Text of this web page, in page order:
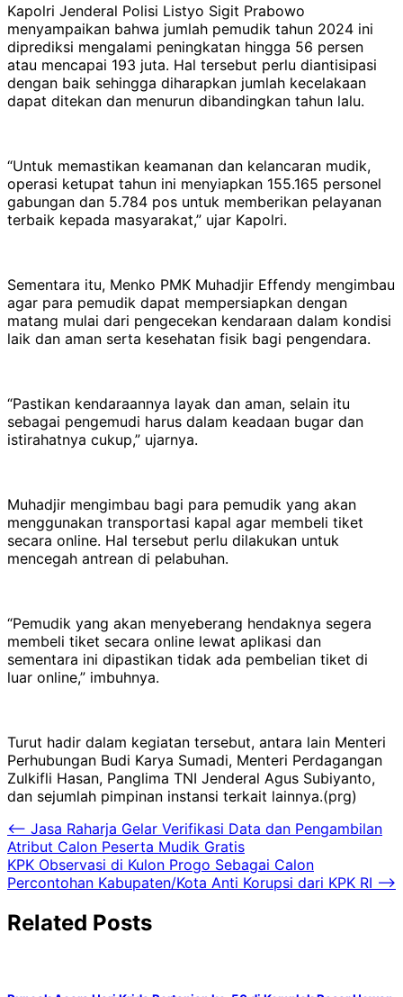
Kapolri Jenderal Polisi Listyo Sigit Prabowo
menyampaikan bahwa jumlah pemudik tahun 2024 ini
diprediksi mengalami peningkatan hingga 56 persen
atau mencapai 193 juta. Hal tersebut perlu diantisipasi
dengan baik sehingga diharapkan jumlah kecelakaan
dapat ditekan dan menurun dibandingkan tahun lalu.
“Untuk memastikan keamanan dan kelancaran mudik,
operasi ketupat tahun ini menyiapkan 155.165 personel
gabungan dan 5.784 pos untuk memberikan pelayanan
terbaik kepada masyarakat,” ujar Kapolri.
Sementara itu, Menko PMK Muhadjir Effendy mengimbau
agar para pemudik dapat mempersiapkan dengan
matang mulai dari pengecekan kendaraan dalam kondisi
laik dan aman serta kesehatan fisik bagi pengendara.
“Pastikan kendaraannya layak dan aman, selain itu
sebagai pengemudi harus dalam keadaan bugar dan
istirahatnya cukup,” ujarnya.
Muhadjir mengimbau bagi para pemudik yang akan
menggunakan transportasi kapal agar membeli tiket
secara online. Hal tersebut perlu dilakukan untuk
mencegah antrean di pelabuhan.
“Pemudik yang akan menyeberang hendaknya segera
membeli tiket secara online lewat aplikasi dan
sementara ini dipastikan tidak ada pembelian tiket di
luar online,” imbuhnya.
Turut hadir dalam kegiatan tersebut, antara lain Menteri
Perhubungan Budi Karya Sumadi, Menteri Perdagangan
Zulkifli Hasan, Panglima TNI Jenderal Agus Subiyanto,
dan sejumlah pimpinan instansi terkait lainnya.(prg)
Navigasi
pos
⟵ Jasa Raharja Gelar Verifikasi Data dan Pengambilan
Atribut Calon Peserta Mudik Gratis
KPK Observasi di Kulon Progo Sebagai Calon
Percontohan Kabupaten/Kota Anti Korupsi dari KPK RI ⟶
Related Posts